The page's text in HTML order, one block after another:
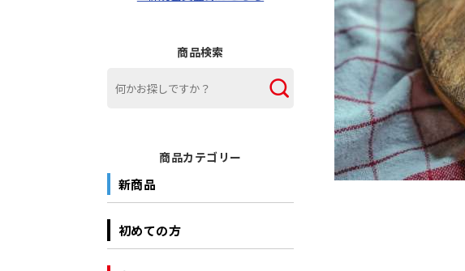
商品検索
商品カテゴリー
新商品
初めての方